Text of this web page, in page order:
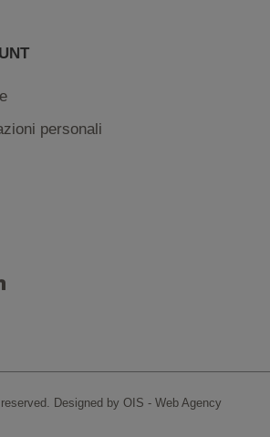
personali
Designed by OIS - Web Agency